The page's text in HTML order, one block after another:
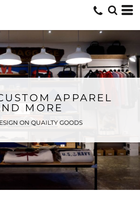
APPAREL
MORE
ON QUAILTY GOODS